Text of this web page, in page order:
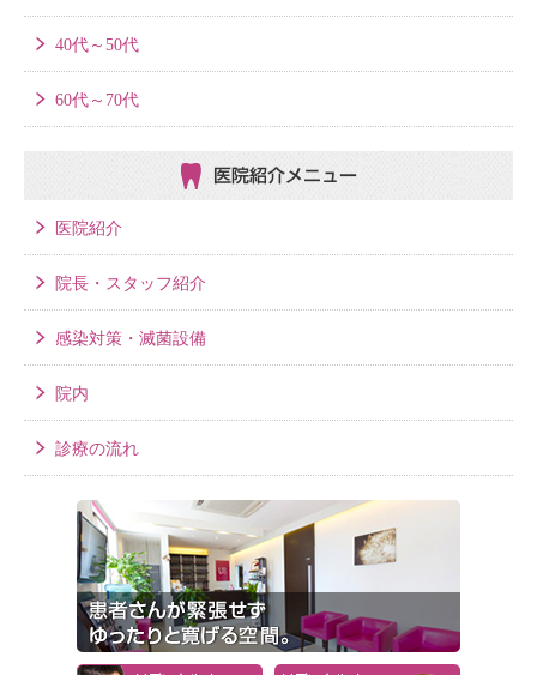
40代～50代
60代～70代
医院紹介メニュー
医院紹介
院長・スタッフ紹介
感染対策・滅菌設備
院内
診療の流れ